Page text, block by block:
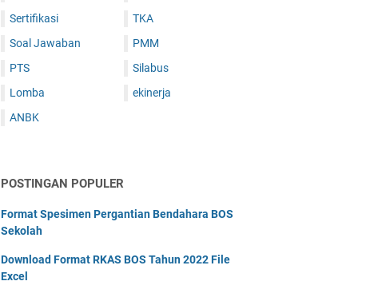
Sertifikasi
Soal Jawaban
PTS
Lomba
ANBK
TKA
PMM
Silabus
ekinerja
POSTINGAN POPULER
Format Spesimen Pergantian Bendahara BOS
Sekolah
Download Format RKAS BOS Tahun 2022 File
Excel